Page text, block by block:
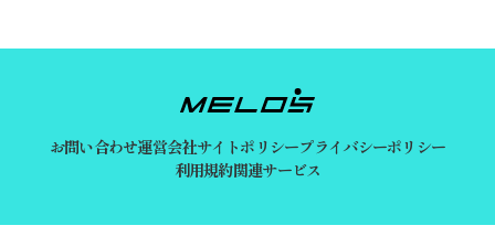
お問い合わせ運営会社サイトポリシープライバシーポリシー
利用規約関連サービス